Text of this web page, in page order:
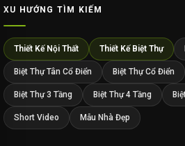
XU HƯỚNG TÌM KIẾM
Thiết Kế Nội Thất Thiết Kế Biệt Thự
Biệt Thự Tân Cổ Điển Biệt Thự Cổ Điển
Biệt Thự 3 Tầng Biệt Thự 4 Tầng
Short Video Mẫu Nhà Đẹp